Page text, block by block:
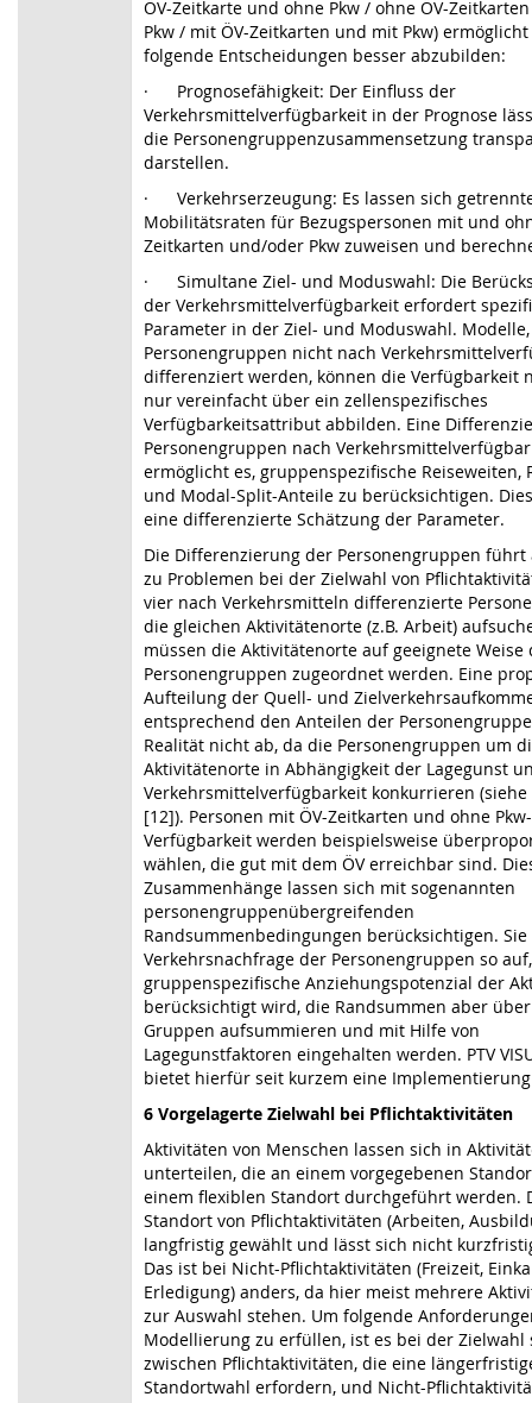
ÖV-Zeitkarte und ohne Pkw / ohne ÖV-
Pkw / mit ÖV-Zeitkarten und mit Pkw) ermöglicht
folgende Entscheidungen besser abzubilden:
· Prognosefähigkeit: Der Einfluss der
Verkehrsmittelverfügbarkeit in der Prognose
die Personengruppenzusammensetzung
darstellen.
· Verkehrserzeugung: Es lassen sich
Mobilitätsraten für Bezugspersonen mit und
Zeitkarten und/oder Pkw zuweisen und
· Simultane Ziel- und Moduswahl: Die
der Verkehrsmittelverfügbarkeit erfordert
Parameter in der Ziel- und Moduswahl.
Personengruppen nicht nach
differenziert werden, können die Verfügbarkeit
nur vereinfacht über ein zellenspezifisches
Verfügbarkeitsattribut abbilden. Eine
Personengruppen nach
ermöglicht es, gruppenspezifische Reiseweiten,
und Modal-Split-Anteile zu berücksichtigen.
eine differenzierte Schätzung der Parameter.
Die Differenzierung der Personengruppen
zu Problemen bei der Zielwahl von
vier nach Verkehrsmitteln differenzierte
die gleichen Aktivitätenorte (z.B. Arbeit)
müssen die Aktivitätenorte auf geeignete Weise
Personengruppen zugeordnet werden. Eine
Aufteilung der Quell- und
entsprechend den Anteilen der
Realität nicht ab, da die Personengruppen um
Aktivitätenorte in Abhängigkeit der Lagegunst
Verkehrsmittelverfügbarkeit konkurrieren (siehe
[12]). Personen mit ÖV-Zeitkarten und ohne Pkw-
Verfügbarkeit werden beispielsweise
wählen, die gut mit dem ÖV erreichbar sind.
Zusammenhänge lassen sich mit sogenannten
personengruppenübergreifenden
Randsummenbedingungen berücksichtigen.
Verkehrsnachfrage der Personengruppen so
gruppenspezifische Anziehungspotenzial der
berücksichtigt wird, die Randsummen aber
Gruppen aufsummieren und mit Hilfe von
Lagegunstfaktoren eingehalten werden. PTV
bietet hierfür seit kurzem eine
6 Vorgelagerte Zielwahl bei Pflichtaktivitäten
Aktivitäten von Menschen lassen sich in
unterteilen, die an einem vorgegebenen
einem flexiblen Standort durchgeführt werden.
Standort von Pflichtaktivitäten (Arbeiten,
langfristig gewählt und lässt sich nicht
Das ist bei Nicht-Pflichtaktivitäten (Freizeit,
Erledigung) anders, da hier meist mehrere
zur Auswahl stehen. Um folgende
Modellierung zu erfüllen, ist es bei der Zielwahl
zwischen Pflichtaktivitäten, die eine
Standortwahl erfordern, und Nicht-